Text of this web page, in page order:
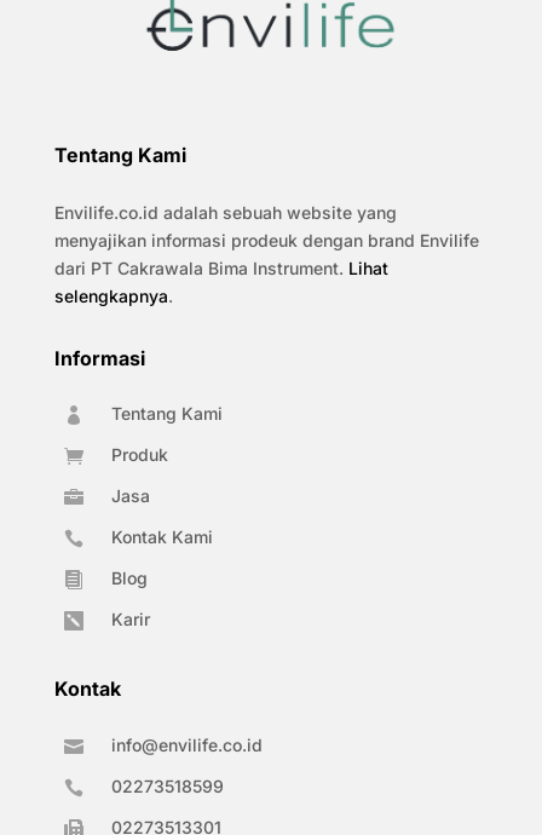
Tentang Kami
Envilife.co.id adalah sebuah website yang
menyajikan informasi prodeuk dengan brand Envilife
dari PT Cakrawala Bima Instrument. Lihat
selengkapnya.
Informasi
 Tentang Kami
 Produk
 Jasa
 Kontak Kami
 Blog
 Karir
Kontak
 info@envilife.co.id
 02273518599
 02273513301